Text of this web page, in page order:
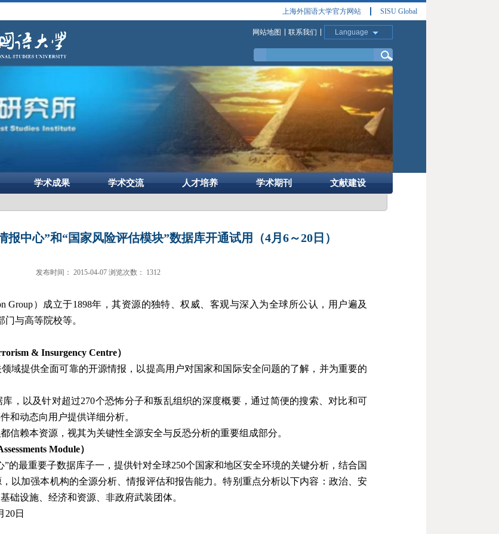
上海外国语大学官方网站 SISU Global
网站地图 联系我们 Language
学术成果 学术交流 人才培养 学术期刊 文献建设
中心”和“国家风险评估模块”数据库开通试用（4月6～20日）
发布时间： 2015-04-07 浏览次数： 1312
Group）成立于1898年，其资源的独特、权威、客观与深入为全球所公认，用户遍及
与高等院校等。
& Insurgency Centre）
域提供全面可靠的开源情报，以提高用户对国家和国际安全问题的了解，并为重要的
，以及针对超过270个恐怖分子和叛乱组织的深度概要，通过简便的搜索、对比和可
和动态向用户提供详细分析。
信赖本资源，视其为关键性全源安全与反恐分析的重要组成部分。
Module）
的最重要子数据库子一，提供针对全球250个国家和地区安全环境的关键分析，结合国
以加强本机构的全源分析、情报评估和报告能力。特别重点分析以下内容：政治、安
础设施、经济和资源、非政府武装团体。
20日